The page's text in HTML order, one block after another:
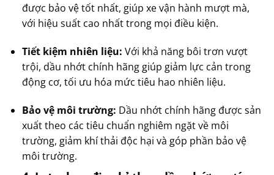
được bảo vệ tốt nhất, giúp xe vận hành mượt mà,
với hiệu suất cao nhất trong mọi điều kiện.
Tiết kiệm nhiên liệu: Với khả năng bôi trơn vượt
trội, dầu nhớt chính hãng giúp giảm lực cản trong
động cơ, tối ưu hóa mức tiêu hao nhiên liệu.
Bảo vệ môi trường: Dầu nhớt chính hãng được sản
xuất theo các tiêu chuẩn nghiêm ngặt về môi
trường, giảm khí thải độc hại và góp phần bảo vệ
môi trường.